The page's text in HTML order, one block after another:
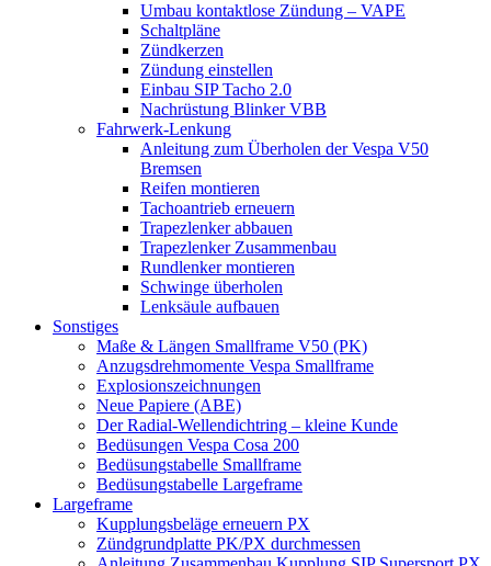
Umbau kontaktlose Zündung – VAPE
Schaltpläne
Zündkerzen
Zündung einstellen
Einbau SIP Tacho 2.0
Nachrüstung Blinker VBB
Fahrwerk-Lenkung
Anleitung zum Überholen der Vespa V50
Bremsen
Reifen montieren
Tachoantrieb erneuern
Trapezlenker abbauen
Trapezlenker Zusammenbau
Rundlenker montieren
Schwinge überholen
Lenksäule aufbauen
Sonstiges
Maße & Längen Smallframe V50 (PK)
Anzugsdrehmomente Vespa Smallframe
Explosionszeichnungen
Neue Papiere (ABE)
Der Radial-Wellendichtring – kleine Kunde
Bedüsungen Vespa Cosa 200
Bedüsungstabelle Smallframe
Bedüsungstabelle Largeframe
Largeframe
Kupplungsbeläge erneuern PX
Zündgrundplatte PK/PX durchmessen